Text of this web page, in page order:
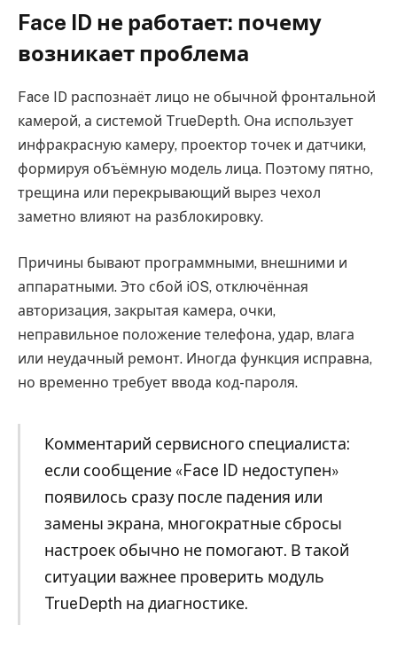
Face ID не работает: почему
возникает проблема
Face ID распознаёт лицо не обычной фронтальной
камерой, а системой TrueDepth. Она использует
инфракрасную камеру, проектор точек и датчики,
формируя объёмную модель лица. Поэтому пятно,
трещина или перекрывающий вырез чехол
заметно влияют на разблокировку.
Причины бывают программными, внешними и
аппаратными. Это сбой iOS, отключённая
авторизация, закрытая камера, очки,
неправильное положение телефона, удар, влага
или неудачный ремонт. Иногда функция исправна,
но временно требует ввода код-пароля.
Комментарий сервисного специалиста:
если сообщение «Face ID недоступен»
появилось сразу после падения или
замены экрана, многократные сбросы
настроек обычно не помогают. В такой
ситуации важнее проверить модуль
TrueDepth на диагностике.